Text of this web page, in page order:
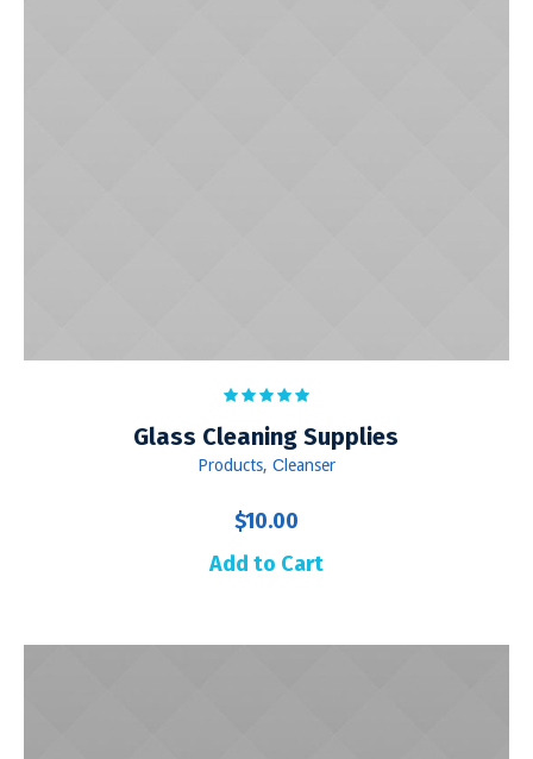
Glass Cleaning Supplies
Products, Сleanser
$10.00
Add to Cart